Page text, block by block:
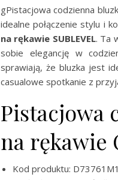
gPistacjowa codzienna
idealne połączenie stylu i
na rękawie SUBLEVEL. Ta
sobie elegancję w
sprawiają, że bluzka jest
casualowe spotkanie z
Pistacjowa
na rękawie
Kod produktu: